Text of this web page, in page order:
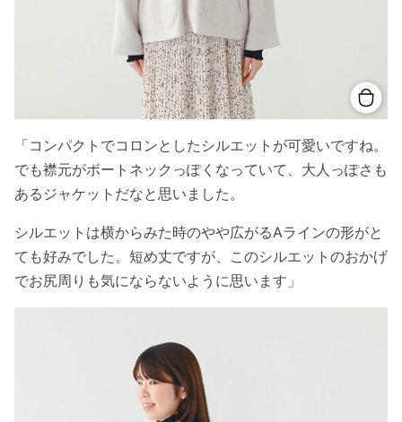
「コンパクトでコロンとしたシルエットが可愛いですね。
でも襟元がボートネックっぽくなっていて、大人っぽさも
あるジャケットだなと思いました。
シルエットは横からみた時のやや広がるAラインの形がと
ても好みでした。短め丈ですが、このシルエットのおかげ
でお尻周りも気にならないように思います」